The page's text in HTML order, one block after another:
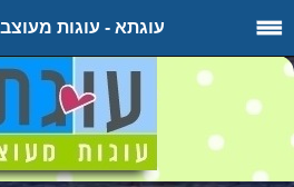
עוגתא - עוגות